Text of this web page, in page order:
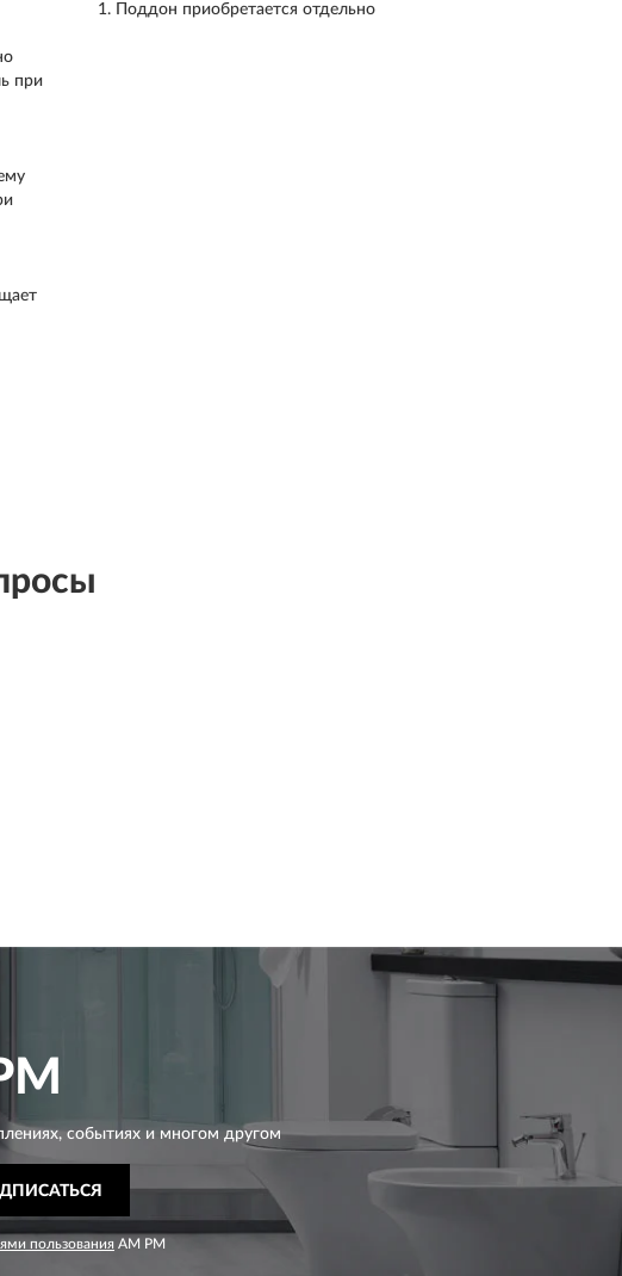
Поддон приобретается отдельно
при
событиях и многом другом
пользования AM PM